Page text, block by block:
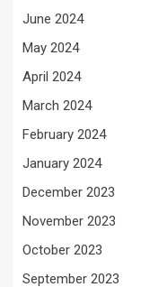
June 2024
May 2024
April 2024
March 2024
February 2024
January 2024
December 2023
November 2023
October 2023
September 2023